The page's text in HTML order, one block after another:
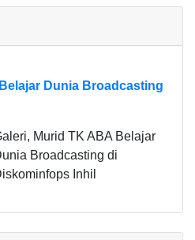
Dunia Broadcasting
Murid TK ABA Belajar
Broadcasting di
Inhil